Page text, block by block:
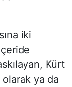
iki
Kürt
ya da